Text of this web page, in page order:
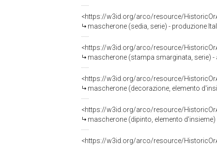
<https://w3id.org/arco/resource/
mascherone (sedia, serie) - produzione
<https://w3id.org/arco/resource/
mascherone (stampa smarginata, serie) -
<https://w3id.org/arco/resource/
mascherone (decorazione, elemento
<https://w3id.org/arco/resource/
mascherone (dipinto, elemento
<https://w3id.org/arco/resource/